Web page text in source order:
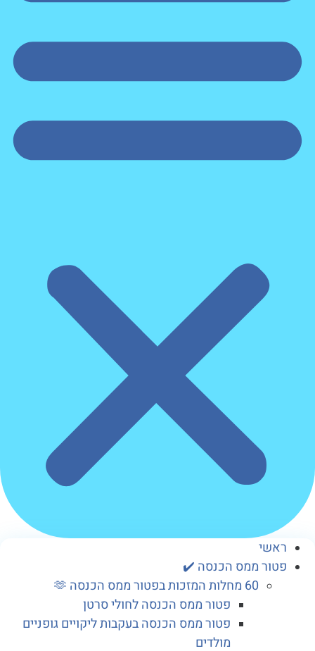
ממס הכנסה ✔️
פטור ממס הכנסה לחולי סרטן
פטור ממס הכנסה בעקבות ליקויים גופניים